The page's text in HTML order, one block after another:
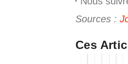
Sources :
Ces